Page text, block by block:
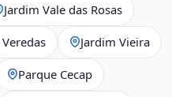
Jardim Vale das Rosas
Jardim Vieira
Parque Cecap